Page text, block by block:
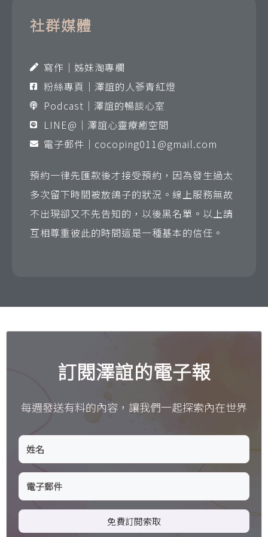
社群媒體
寫作｜姊妹淘專欄
粉絲專頁｜澤誼的人蔘青紅燈
Podcast｜澤誼的暢談心室
LINE@｜澤誼心靈療癒空間
電子郵件｜ cocoping011@gmail.com
預約一律先匯款後才接受預約，因為發生過太
多次留下時間被放鴿子的狀況。線上服務無故
不出現卻又不先告知的，以後黑名單。以上請
互相尊重彼此的時間這是一種基本的信任。
訂閱澤誼的電子報
每週發送有料的內容，讓我們一起探索內在世界
免費訂閱索取